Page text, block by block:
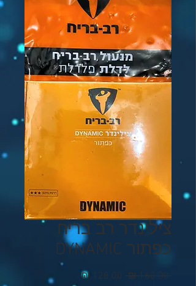
צילינדר רב בריח
כפתור DYNAMIC
‏160.00 ‏₪
מחיר
מחיר